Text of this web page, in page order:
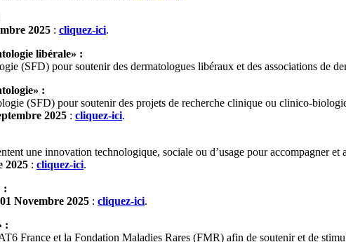
2025 : cliquez-ici.
libérale» :
(SFD) pour soutenir des dermatologues libéraux et des associations de
:
(SFD) pour soutenir des projets de recherche clinique ou clinico-
2025 : cliquez-ici.
une innovation technologique, sociale ou d’usage pour accompagner
2025 : cliquez-ici.
:
01 Novembre 2025 : cliquez-ici.
:
France et la Fondation Maladies Rares (FMR) afin de soutenir et de